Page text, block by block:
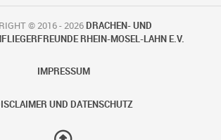
© 2016 - 2026 DRACHEN- UND
RHEIN-MOSEL-LAHN E.V.
IMPRESSUM
UND DATENSCHUTZ